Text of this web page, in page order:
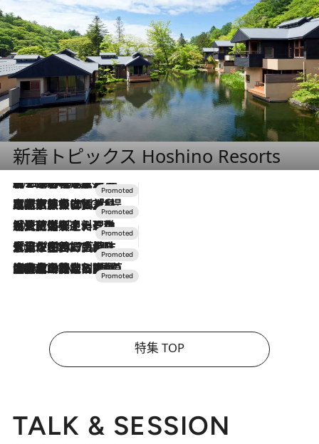
新着トピックス Hoshino Resorts
2026.8.7
【トンボの足水浴】ヒノキの香りに包まれて涼感マックス！約13℃の湧水かけ流しを避暑地「星野温泉 トンボの湯」で体験
2026.7.31
【ホテル帰省】という選択肢をOMOが提案。家族とほどよい距離を保つには「昼は実家、夜は気兼ねなくホテルで！」
2026.7.24
【夏限定ディナーコース】旬を迎える稚鮎や花ズッキーニなどをイタリア・トスカーナの郷土料理の手法で満喫！
2026.7.17
「土佐和ハーブかき氷」がOMO7高知に登場！生姜、山椒、大葉など目にも舌にも涼を呼ぶ郷土の味
2026.7.10
NEW OPEN！【界 草津】名湯の地に誕生。趣の異なる2種の温泉と上州ならではの会席・蕎麦割烹など美食を味わう究極の癒やし旅
特集 TOP
TALK & SESSION